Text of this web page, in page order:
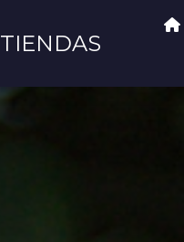
TIENDAS